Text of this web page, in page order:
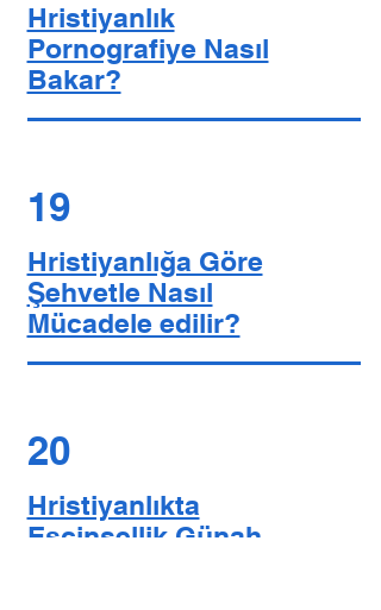
Hristiyanlık
Pornografiye Nasıl
Bakar?
19
Hristiyanlığa Göre
Şehvetle Nasıl
Mücadele edilir?
20
Hristiyanlıkta
Eşcinsellik Günah